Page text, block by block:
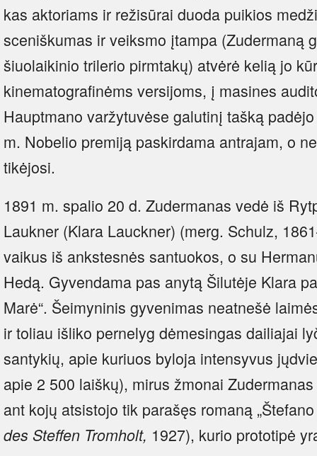
kas aktoriams ir režisūrai duoda puikios
sceniškumas ir veiksmo įtampa (Zudermaną
šiuolaikinio trilerio pirmtakų) atvėrė kelią jo
kinematografinėms versijoms, į masines
Hauptmano varžytuvėse galutinį tašką
m. Nobelio premiją paskirdama antrajam, o
tikėjosi.
1891 m. spalio 20 d. Zudermanas vedė iš
Laukner (Klara Lauckner) (merg. Schulz,
vaikus iš ankstesnės santuokos, o su
Hedą. Gyvendama pas anytą Šilutėje Klara
Marė“. Šeimyninis gyvenimas neatnešė
ir toliau išliko pernelyg dėmesingas dailiajai
santykių, apie kuriuos byloja intensyvus
apie 2 500 laiškų), mirus žmonai
ant kojų atsistojo tik parašęs romaną
des Steffen Tromholt, 1927), kurio prototipė